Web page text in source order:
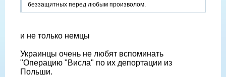
беззащитных перед любым произволом.
и не только немцы
Украинцы очень не любят вспоминать
"Операцию "Висла" по их депортации из
Польши.